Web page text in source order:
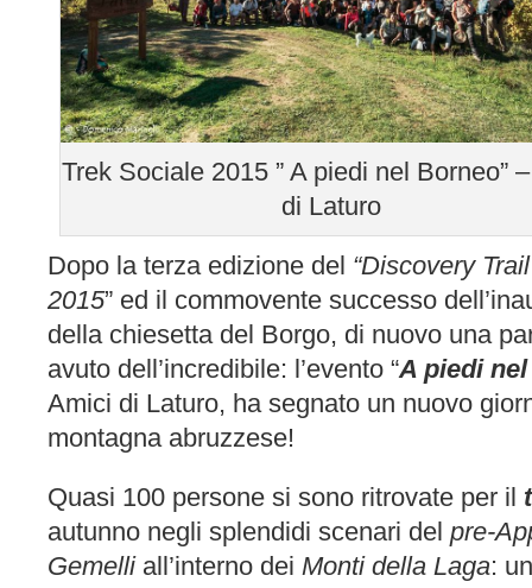
Trek Sociale 2015 ” A piedi nel Borneo”
di Laturo
Dopo la terza edizione del “Discovery
2015” ed il commovente successo
della chiesetta del Borgo, di nuovo una
avuto dell’incredibile: l’evento “A piedi
Amici di Laturo, ha segnato un nuovo
montagna abruzzese!
Quasi 100 persone si sono ritrovate per il
autunno negli splendidi scenari del pre-
Gemelliall’interno dei Monti della Laga: